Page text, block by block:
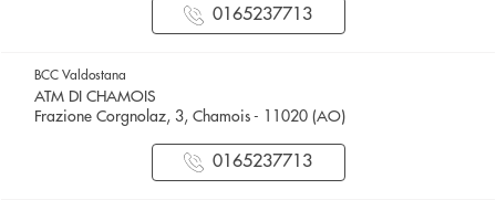
0165237713
BCC Valdostana
ATM DI CHAMOIS
Frazione Corgnolaz, 3, Chamois - 11020 (AO)
0165237713